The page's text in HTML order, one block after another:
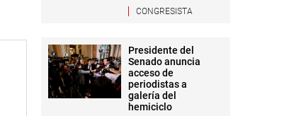
CONGRESISTA
Presidente del
Senado anuncia
acceso de
periodistas a
galería del
hemiciclo